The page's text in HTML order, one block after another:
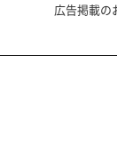
広告掲載の